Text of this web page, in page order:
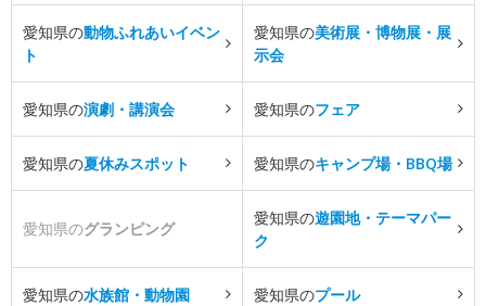
愛知県の動物ふれあいイベン
ト
愛知県の美術展・博物展・展
示会
愛知県の演劇・講演会 愛知県のフェア
愛知県の夏休みスポット 愛知県のキャンプ場・BBQ場
愛知県のグランピング
愛知県の遊園地・テーマパー
ク
愛知県の水族館・動物園 愛知県のプール